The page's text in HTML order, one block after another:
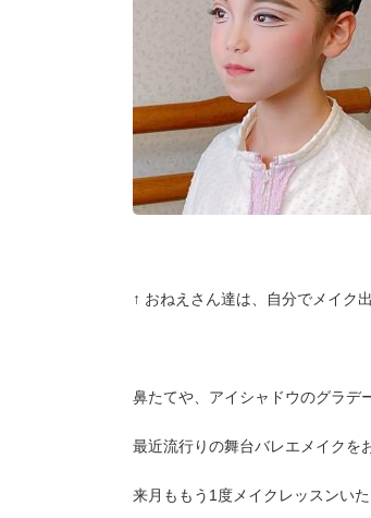
↑ おねえさん達は、自分でメイク
鼻たてや、アイシャドウのグラデ
最近流行りの舞台バレエメイク
来月ももう1度メイクレッスンい